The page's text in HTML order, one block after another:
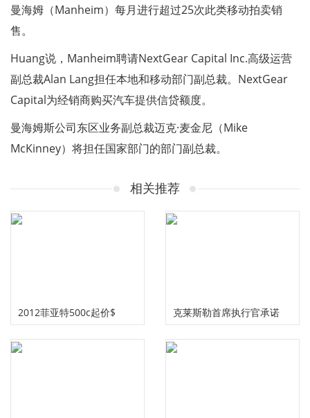
曼海姆（Manheim）每月进行超过25次此类移动拍卖销
售。
Huang说，Manheim聘请NextGear Capital Inc.高级运营
副总裁Alan Lang担任本地和移动部门副总裁。NextGear
Capital为经销商购买汽车提供信贷额度。
曼海姆斯公司东区业务副总裁迈克·麦金尼（Mike
McKinney）将担任国家部门的部门副总裁。
相关推荐
2012菲亚特500c起价$
19,500
克莱斯勒首席执行官承诺
2010年将推出五种新模式